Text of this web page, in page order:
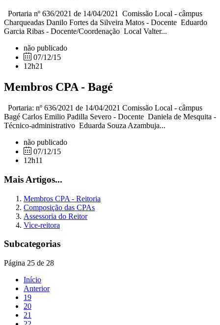
Portaria nº 636/2021 de 14/04/2021 Comissão Local - câmpus
Charqueadas Danilo Fortes da Silveira Matos - Docente Eduardo
Garcia Ribas - Docente/Coordenação Local Valter...
não publicado
07/12/15
12h21
Membros CPA - Bagé
Portaria: nº 636/2021 de 14/04/2021 Comissão Local - câmpus
Bagé Carlos Emilio Padilla Severo - Docente Daniela de Mesquita -
Técnico-administrativo Eduarda Souza Azambuja...
não publicado
07/12/15
12h11
Mais Artigos...
Membros CPA - Reitoria
Composição das CPAs
Assessoria do Reitor
Vice-reitora
Subcategorias
Página 25 de 28
Início
Anterior
19
20
21